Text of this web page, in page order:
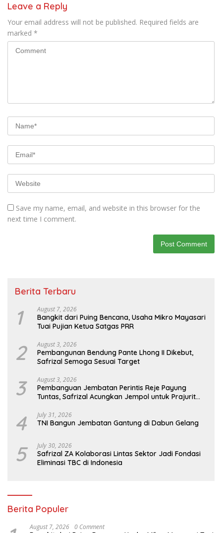
Leave a Reply
Your email address will not be published. Required fields are
marked *
Save my name, email, and website in this browser for the
next time I comment.
Berita Terbaru
1 August 7, 2026
Bangkit dari Puing Bencana, Usaha Mikro Mayasari
Tuai Pujian Ketua Satgas PRR
2 August 3, 2026
Pembangunan Bendung Pante Lhong II Dikebut,
Safrizal Semoga Sesuai Target
3 August 3, 2026
Pembanguan Jembatan Perintis Reje Payung
Tuntas, Safrizal Acungkan Jempol untuk Prajurit
4 July 31, 2026
TNI Bangun Jembatan Gantung di Dabun Gelang
5 July 30, 2026
Safrizal ZA Kolaborasi Lintas Sektor Jadi Fondasi
Eliminasi TBC di Indonesia
Berita Populer
August 7, 2026 0 Comment